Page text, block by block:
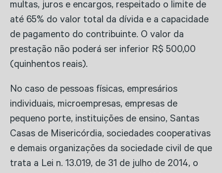
multas, juros e encargos, respeitado o limite de
até 65% do valor total da dívida e a capacidade
de pagamento do contribuinte. O valor da
prestação não poderá ser inferior R$ 500,00
(quinhentos reais).
No caso de pessoas físicas, empresários
individuais, microempresas, empresas de
pequeno porte, instituições de ensino, Santas
Casas de Misericórdia, sociedades cooperativas
e demais organizações da sociedade civil de que
trata a Lei n. 13.019, de 31 de julho de 2014, o